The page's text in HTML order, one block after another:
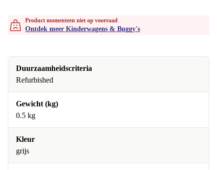
Product momenteen niet op voorraad
Ontdek meer Kinderwagens & Buggy's
Duurzaamheidscriteria
Refurbished
Gewicht (kg)
0.5 kg
Kleur
grijs